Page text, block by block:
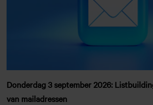
Donderdag 3 september 2026:
van mailadressen